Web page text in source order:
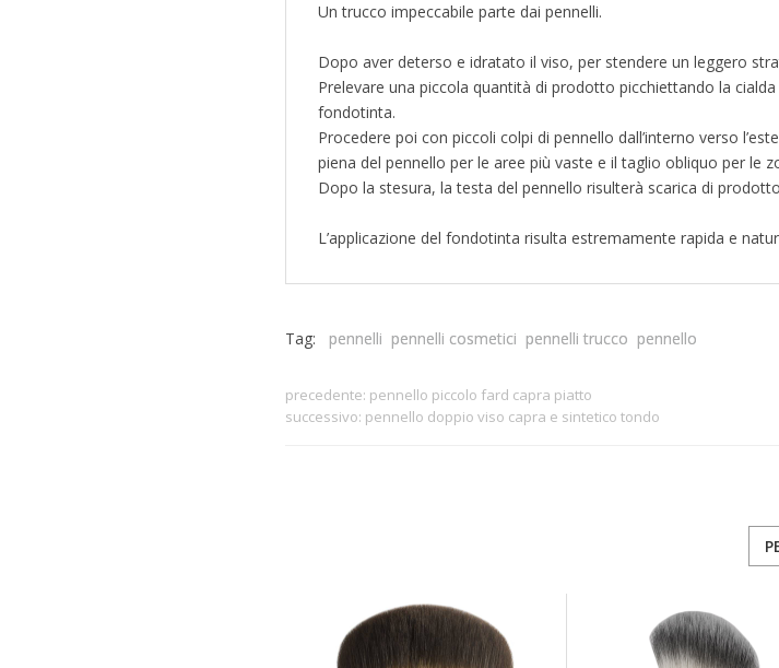
Un trucco impeccabile parte dai pennelli.
Dopo aver deterso e idratato il viso, per stendere un leggero
Prelevare una piccola quantità di prodotto picchiettando la
fondotinta.
Procedere poi con piccoli colpi di pennello dall’interno verso
piena del pennello per le aree più vaste e il taglio obliquo per le
Dopo la stesura, la testa del pennello risulterà scarica di
L’applicazione del fondotinta risulta estremamente rapida e
Tag: pennelli pennelli cosmetici pennelli trucco pennello
precedente: pennello piccolo fard capra piatto
successivo: pennello doppio viso capra e sintetico tondo